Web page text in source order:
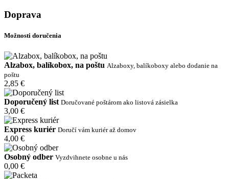
Doprava
Možnosti doručenia
Alzabox, balíkobox, na poštu Alzaboxy, balíkoboxy alebo dodanie na
poštu
2,85 €
Doporučený list Doručované poštárom ako listová zásielka
3,00 €
Express kuriér Doručí vám kuriér až domov
4,00 €
Osobný odber Vyzdvihnete osobne u nás
0,00 €